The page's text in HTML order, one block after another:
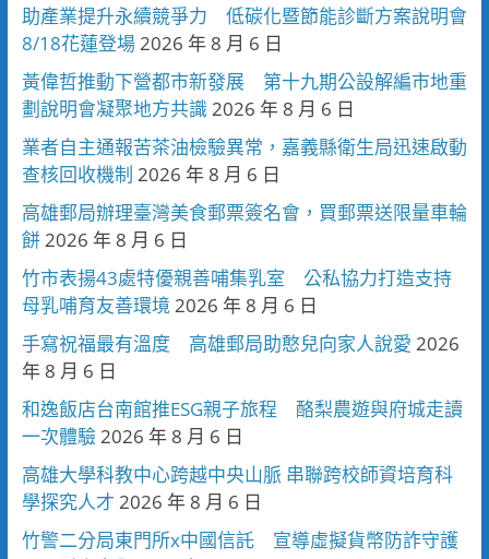
助產業提升永續競爭力 低碳化暨節能診斷方案說明會
8/18花蓮登場 2026 年 8 月 6 日
黃偉哲推動下營都市新發展 第十九期公設解編市地重
劃說明會凝聚地方共識 2026 年 8 月 6 日
業者自主通報苦茶油檢驗異常，嘉義縣衛生局迅速啟動
查核回收機制 2026 年 8 月 6 日
高雄郵局辦理臺灣美食郵票簽名會，買郵票送限量車輪
餅 2026 年 8 月 6 日
竹市表揚43處特優親善哺集乳室 公私協力打造支持
母乳哺育友善環境 2026 年 8 月 6 日
手寫祝福最有溫度 高雄郵局助憨兒向家人說愛 2026
年 8 月 6 日
和逸飯店台南館推ESG親子旅程 酪梨農遊與府城走讀
一次體驗 2026 年 8 月 6 日
高雄大學科教中心跨越中央山脈 串聯跨校師資培育科
學探究人才 2026 年 8 月 6 日
竹警二分局東門所x中國信託 宣導虛擬貨幣防詐守護